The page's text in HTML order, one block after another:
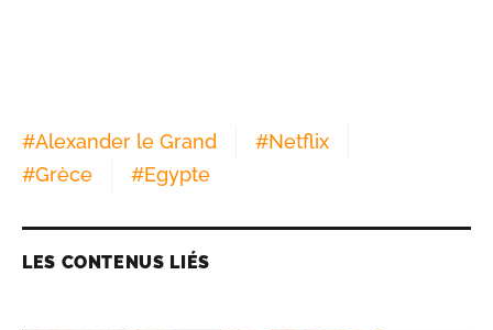
#Alexander le Grand #Netflix
#Grèce #Egypte
LES CONTENUS LIÉS